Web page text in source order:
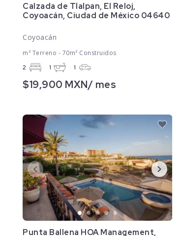
Calzada de Tlalpan, El Reloj,
Coyoacán, Ciudad de México 04640
Coyoacán
m² Terreno - 70m² Construidos
2 1 1
$19,900 MXN/ mes
Punta Ballena HOA Management,